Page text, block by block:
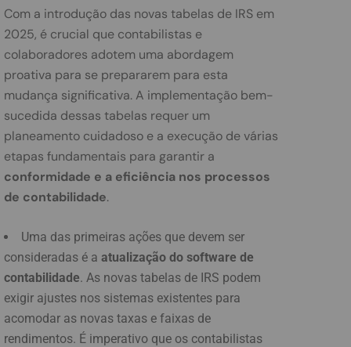
Com a introdução das novas tabelas de IRS em
2025, é crucial que contabilistas e
colaboradores adotem uma abordagem
proativa para se prepararem para esta
mudança significativa. A implementação bem-
sucedida dessas tabelas requer um
planeamento cuidadoso e a execução de várias
etapas fundamentais para garantir a
conformidade e a eficiência nos processos
de contabilidade.
Uma das primeiras ações que devem ser
consideradas é a atualização do software de
contabilidade. As novas tabelas de IRS podem
exigir ajustes nos sistemas existentes para
acomodar as novas taxas e faixas de
rendimentos. É imperativo que os contabilistas